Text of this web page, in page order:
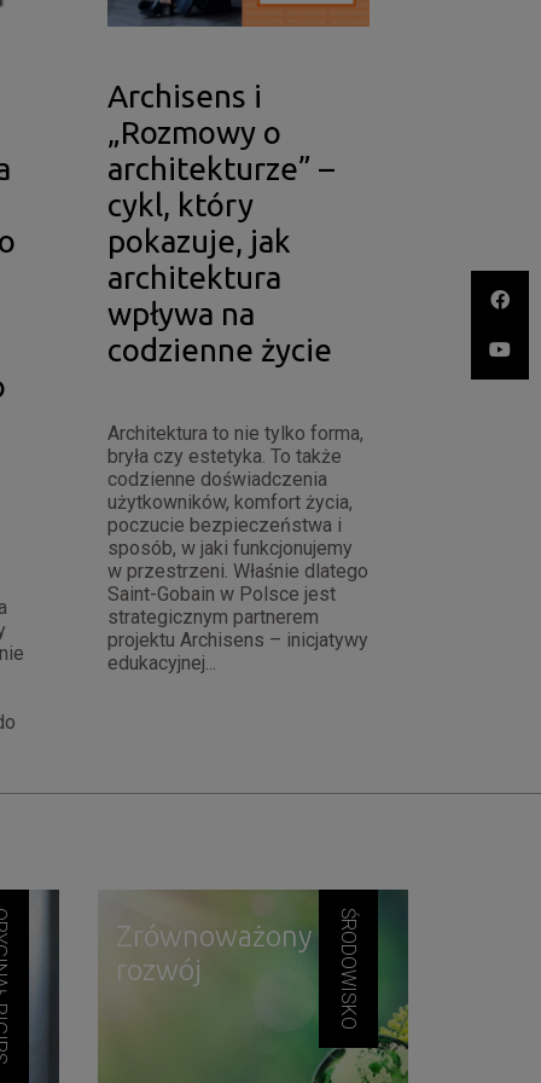
Archisens i
„Rozmowy o
architekturze” –
cykl, który
pokazuje, jak
architektura
wpływa na
codzienne życie
Architektura to nie tylko forma,
bryła czy estetyka. To także
codzienne doświadczenia
użytkowników, komfort życia,
poczucie bezpieczeństwa i
sposób, w jaki funkcjonujemy
w przestrzeni. Właśnie dlatego
Saint-Gobain w Polsce jest
strategicznym partnerem
projektu Archisens – inicjatywy
edukacyjnej...
Zrównoważony
rozwój
ŚRODOWISKO